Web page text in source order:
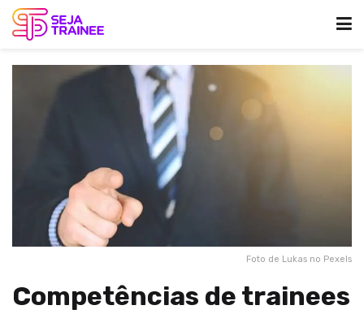
Foto de Lukas no Pexels
Competências de trainees